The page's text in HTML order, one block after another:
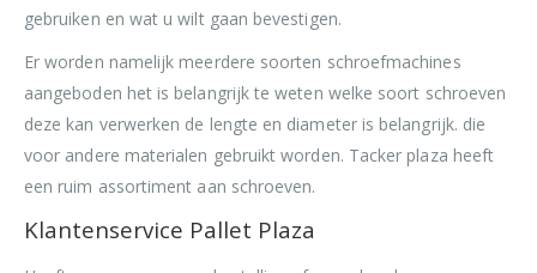
gebruiken en wat u wilt gaan bevestigen.
Er worden namelijk meerdere soorten schroefmachines
aangeboden het is belangrijk te weten welke soort schroeven
deze kan verwerken de lengte en diameter is belangrijk. die
voor andere materialen gebruikt worden. Tacker plaza heeft
een ruim assortiment aan schroeven.
Klantenservice Pallet Plaza